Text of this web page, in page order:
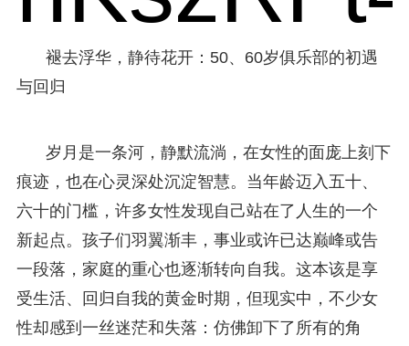
褪去浮华，静待花开：50、60岁俱乐部的初遇
与回归
岁月是一条河，静默流淌，在女性的面庞上刻下
痕迹，也在心灵深处沉淀智慧。当年龄迈入五十、
六十的门槛，许多女性发现自己站在了人生的一个
新起点。孩子们羽翼渐丰，事业或许已达巅峰或告
一段落，家庭的重心也逐渐转向自我。这本该是享
受生活、回归自我的黄金时期，但现实中，不少女
性却感到一丝迷茫和失落：仿佛卸下了所有的角